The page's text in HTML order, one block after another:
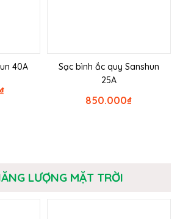
40A
₫
Sạc bình ắc quy Sanshun
25A
₫
850.000
LƯỢNG MẶT TRỜI